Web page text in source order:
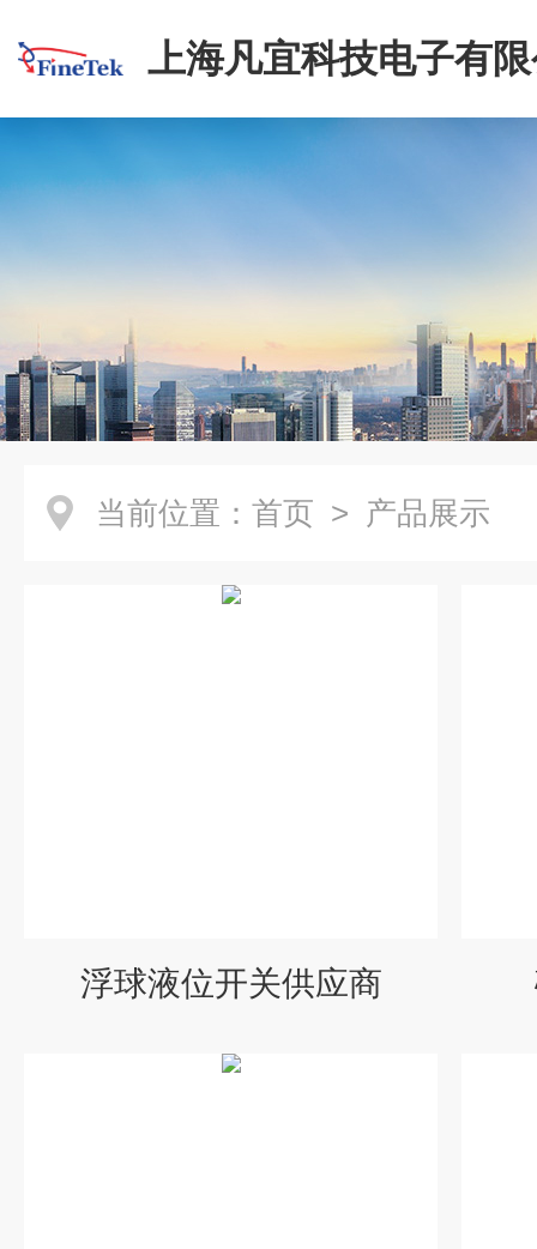
上海凡宜科技电子有
当前位置： 首页 > 产品展示
浮球液位开关供应商